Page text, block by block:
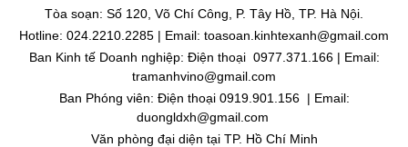
Tòa soạn: Số 120, Võ Chí Công, P. Tây Hồ, TP. Hà Nội.
Hotline: 024.2210.2285 | Email: toasoan.kinhtexanh@gmail.com
Ban Kinh tế Doanh nghiệp: Điện thoại 0977.371.166 | Email:
tramanhvino@gmail.com
Ban Phóng viên: Điện thoại 0919.901.156 | Email:
duongldxh@gmail.com
Văn phòng đại diện tại TP. Hồ Chí Minh